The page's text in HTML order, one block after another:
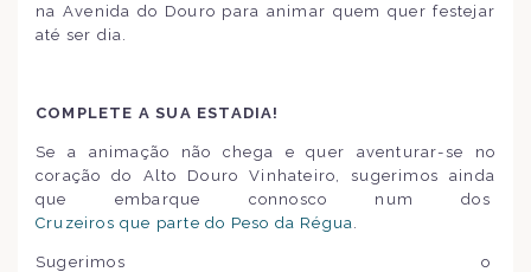
na Avenida do Douro para animar quem quer festejar
até ser dia.
COMPLETE A SUA ESTADIA!
Se a animação não chega e quer aventurar-se no
coração do Alto Douro Vinhateiro, sugerimos ainda
que embarque connosco num dos
Cruzeiros que parte do Peso da Régua
Sugerimos o